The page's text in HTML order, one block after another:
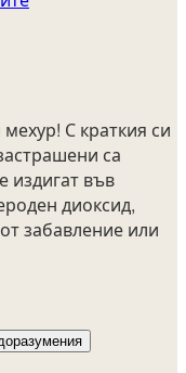
С краткия си
са
издигат във
диоксид,
забавление или